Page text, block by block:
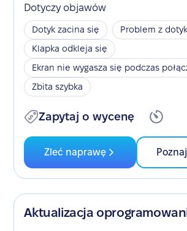
Dotyczy objawów
Dotyk zacina się
Problem z
Klapka odkleja się
Ekran nie wygasza się podczas
Zbita szybka
Zapytaj o wycenę
Zleć naprawę
Aktualizacja